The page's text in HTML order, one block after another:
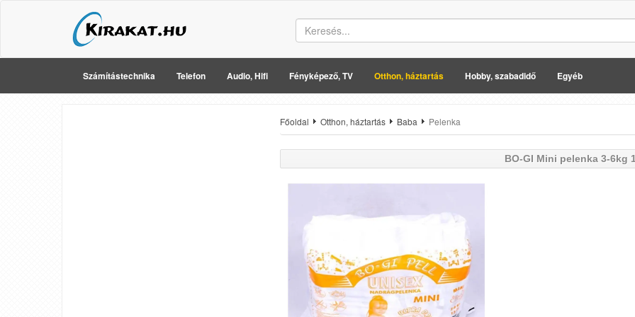
Számítástechnika Telefon Audio, Hifi Fényképező, TV Otthon, háztartás Hobby, szabadidő Egyéb
Főoldal Otthon, háztartás Baba Pelenka
BO-GI Mini pelenka 3-6kg